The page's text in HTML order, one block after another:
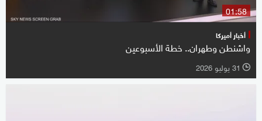
01:58
أخبار أميركا
واشنطن وطهران.. خطة الأسبوعين
l 31 يوليو 2026